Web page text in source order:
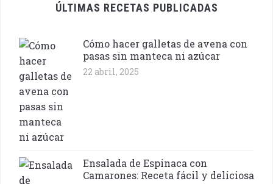
ÚLTIMAS RECETAS PUBLICADAS
Cómo hacer galletas de avena con
pasas sin manteca ni azúcar
22 abril, 2025
Ensalada de Espinaca con
Camarones: Receta fácil y deliciosa